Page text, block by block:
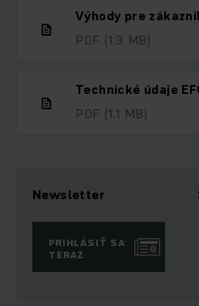
Výhody pre
PDF (1,3 MB)
Technické údaje
PDF (1,1 MB)
Newsletter
PRIHLÁSIŤ SA
TERAZ